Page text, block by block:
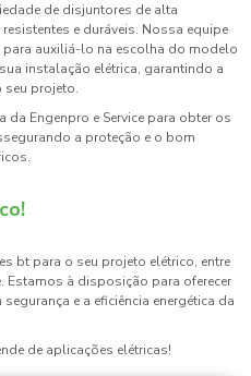
de disjuntores de alta
e duráveis. Nossa equipe
auxiliá-lo na escolha do modelo
instalação elétrica, garantindo a
seu projeto.
da Engenpro e Service para obter os
a proteção e o bom
bt para o seu projeto elétrico, entre
Estamos à disposição para oferecer
e a eficiência energética da
de aplicações elétricas!